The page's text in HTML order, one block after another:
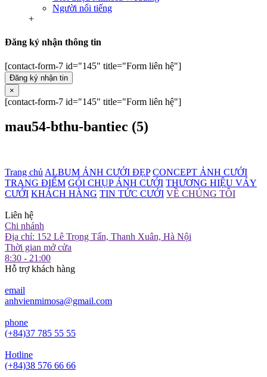
Người nổi tiếng
+
Đăng ký nhận thông tin
[contact-form-7 id="145" title="Form liên hệ"]
Đăng ký nhận tin
×
[contact-form-7 id="145" title="Form liên hệ"]
mau54-bthu-bantiec (5)
Trang chủ ALBUM ẢNH CƯỚI ĐẸP CONCEPT ẢNH CƯỚI
TRANG ĐIỂM GÓI CHỤP ẢNH CƯỚI THƯƠNG HIỆU VÁY
CƯỚI KHÁCH HÀNG TIN TỨC CƯỚI VỀ CHÚNG TÔI
Liên hệ
Chi nhánh
Địa chỉ: 152 Lê Trọng Tấn, Thanh Xuân, Hà Nội
Thời gian mở cửa
8:30 - 21:00
Hỗ trợ khách hàng
email
anhvienmimosa@gmail.com
phone
(+84)37 785 55 55
Hotline
(+84)38 576 66 66